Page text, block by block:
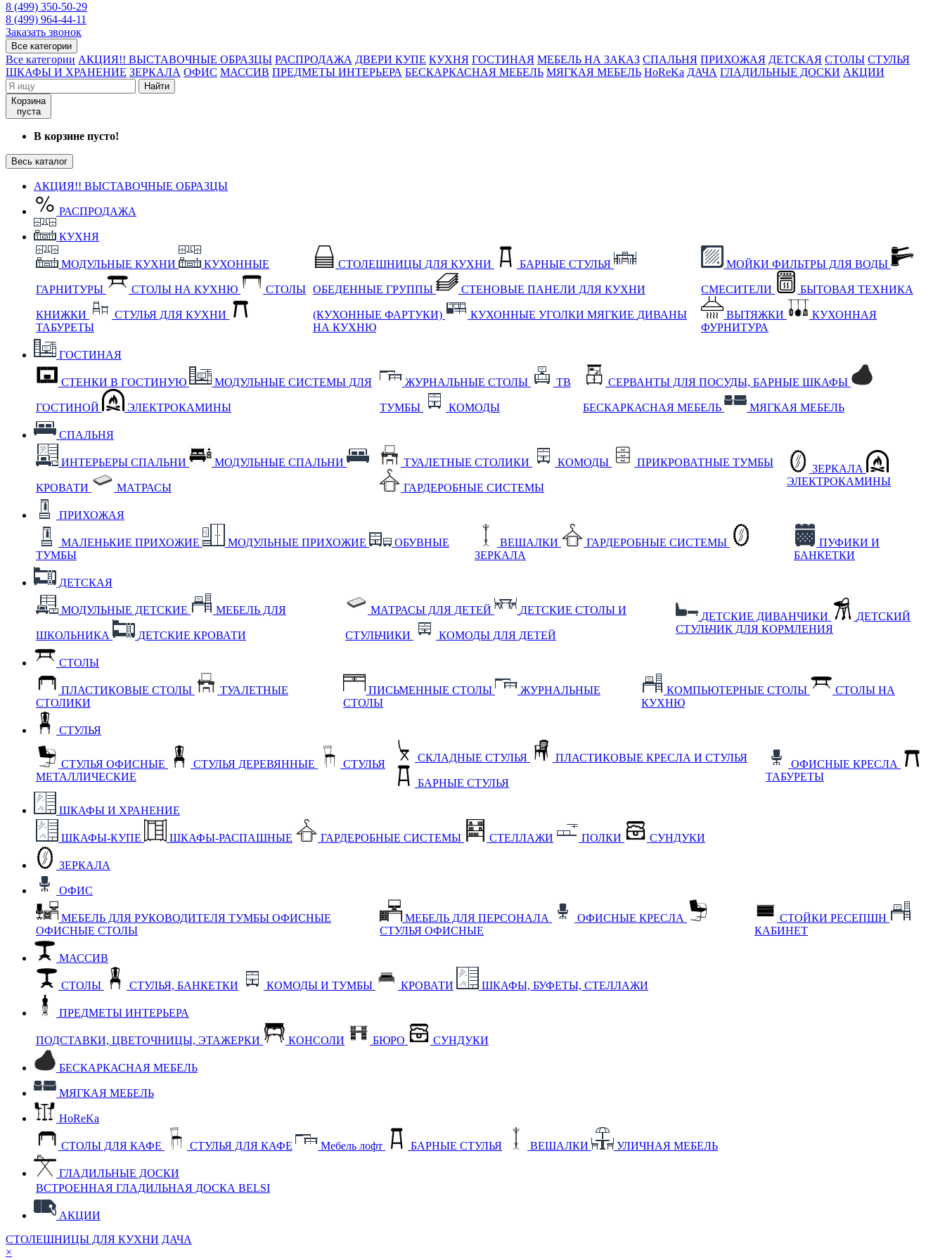
8 (499) 350-50-29
8 (499) 964-44-11
Заказать звонок
Все категории
Все категории АКЦИЯ!! ВЫСТАВОЧНЫЕ ОБРАЗЦЫ РАСПРОДАЖА ДВЕРИ КУПЕ КУХНЯ ГОСТИНАЯ МЕБЕЛЬ НА ЗАКАЗ СПАЛЬНЯ ПРИХОЖАЯ ДЕТСКАЯ СТОЛЫ СТУЛЬЯ
ШКАФЫ И ХРАНЕНИЕ ЗЕРКАЛА ОФИС МАССИВ ПРЕДМЕТЫ ИНТЕРЬЕРА БЕСКАРКАСНАЯ МЕБЕЛЬ МЯГКАЯ МЕБЕЛЬ HoReKa ДАЧА ГЛАДИЛЬНЫЕ ДОСКИ АКЦИИ
Найти
Корзина
пуста
В корзине пусто!
Весь каталог
АКЦИЯ!! ВЫСТАВОЧНЫЕ ОБРАЗЦЫ
РАСПРОДАЖА
КУХНЯ
МОДУЛЬНЫЕ КУХНИ КУХОННЫЕ
ГАРНИТУРЫ СТОЛЫ НА КУХНЮ СТОЛЫ
КНИЖКИ
СТУЛЬЯ ДЛЯ КУХНИ
ТАБУРЕТЫ
СТОЛЕШНИЦЫ ДЛЯ КУХНИ БАРНЫЕ СТУЛЬЯ
ОБЕДЕННЫЕ ГРУППЫ СТЕНОВЫЕ ПАНЕЛИ ДЛЯ КУХНИ
(КУХОННЫЕ ФАРТУКИ) КУХОННЫЕ УГОЛКИ МЯГКИЕ ДИВАНЫ
НА КУХНЮ
МОЙКИ ФИЛЬТРЫ ДЛЯ ВОДЫ
СМЕСИТЕЛИ БЫТОВАЯ ТЕХНИКА
ВЫТЯЖКИ
КУХОННАЯ
ФУРНИТУРА
ГОСТИНАЯ
СТЕНКИ В ГОСТИНУЮ МОДУЛЬНЫЕ СИСТЕМЫ ДЛЯ
ГОСТИНОЙ ЭЛЕКТРОКАМИНЫ
ЖУРНАЛЬНЫЕ СТОЛЫ ТВ
ТУМБЫ КОМОДЫ
СЕРВАНТЫ ДЛЯ ПОСУДЫ, БАРНЫЕ ШКАФЫ
БЕСКАРКАСНАЯ МЕБЕЛЬ МЯГКАЯ МЕБЕЛЬ
СПАЛЬНЯ
ИНТЕРЬЕРЫ СПАЛЬНИ МОДУЛЬНЫЕ СПАЛЬНИ
КРОВАТИ МАТРАСЫ
ТУАЛЕТНЫЕ СТОЛИКИ КОМОДЫ ПРИКРОВАТНЫЕ ТУМБЫ
ГАРДЕРОБНЫЕ СИСТЕМЫ
ЗЕРКАЛА
ЭЛЕКТРОКАМИНЫ
ПРИХОЖАЯ
МАЛЕНЬКИЕ ПРИХОЖИЕ МОДУЛЬНЫЕ ПРИХОЖИЕ
ОБУВНЫЕ
ТУМБЫ
ВЕШАЛКИ
ГАРДЕРОБНЫЕ СИСТЕМЫ
ЗЕРКАЛА
ПУФИКИ И
БАНКЕТКИ
ДЕТСКАЯ
МОДУЛЬНЫЕ ДЕТСКИЕ МЕБЕЛЬ ДЛЯ
ШКОЛЬНИКА ДЕТСКИЕ КРОВАТИ
МАТРАСЫ ДЛЯ ДЕТЕЙ ДЕТСКИЕ СТОЛЫ И
СТУЛЬЧИКИ КОМОДЫ ДЛЯ ДЕТЕЙ
ДЕТСКИЕ ДИВАНЧИКИ
ДЕТСКИЙ
СТУЛЬЧИК ДЛЯ КОРМЛЕНИЯ
СТОЛЫ
ПЛАСТИКОВЫЕ СТОЛЫ
ТУАЛЕТНЫЕ
СТОЛИКИ
ПИСЬМЕННЫЕ СТОЛЫ
ЖУРНАЛЬНЫЕ
СТОЛЫ
КОМПЬЮТЕРНЫЕ СТОЛЫ
СТОЛЫ НА
КУХНЮ
СТУЛЬЯ
СТУЛЬЯ ОФИСНЫЕ СТУЛЬЯ ДЕРЕВЯННЫЕ
СТУЛЬЯ
МЕТАЛЛИЧЕСКИЕ
СКЛАДНЫЕ СТУЛЬЯ ПЛАСТИКОВЫЕ КРЕСЛА И СТУЛЬЯ
БАРНЫЕ СТУЛЬЯ
ОФИСНЫЕ КРЕСЛА
ТАБУРЕТЫ
ШКАФЫ И ХРАНЕНИЕ
ШКАФЫ-КУПЕ ШКАФЫ-РАСПАШНЫЕ ГАРДЕРОБНЫЕ СИСТЕМЫ СТЕЛЛАЖИ ПОЛКИ СУНДУКИ
ЗЕРКАЛА
ОФИС
МЕБЕЛЬ ДЛЯ РУКОВОДИТЕЛЯ ТУМБЫ ОФИСНЫЕ
ОФИСНЫЕ СТОЛЫ
МЕБЕЛЬ ДЛЯ ПЕРСОНАЛА
ОФИСНЫЕ КРЕСЛА
СТУЛЬЯ ОФИСНЫЕ
СТОЙКИ РЕСЕПШН
КАБИНЕТ
МАССИВ
СТОЛЫ СТУЛЬЯ, БАНКЕТКИ КОМОДЫ И ТУМБЫ КРОВАТИ ШКАФЫ, БУФЕТЫ, СТЕЛЛАЖИ
ПРЕДМЕТЫ ИНТЕРЬЕРА
ПОДСТАВКИ, ЦВЕТОЧНИЦЫ, ЭТАЖЕРКИ КОНСОЛИ БЮРО СУНДУКИ
БЕСКАРКАСНАЯ МЕБЕЛЬ
МЯГКАЯ МЕБЕЛЬ
HoReKa
СТОЛЫ ДЛЯ КАФЕ СТУЛЬЯ ДЛЯ КАФЕ Мебель лофт БАРНЫЕ СТУЛЬЯ ВЕШАЛКИ УЛИЧНАЯ МЕБЕЛЬ
ГЛАДИЛЬНЫЕ ДОСКИ
ВСТРОЕННАЯ ГЛАДИЛЬНАЯ ДОСКА BELSI
АКЦИИ
СТОЛЕШНИЦЫ ДЛЯ КУХНИ ДАЧА
×